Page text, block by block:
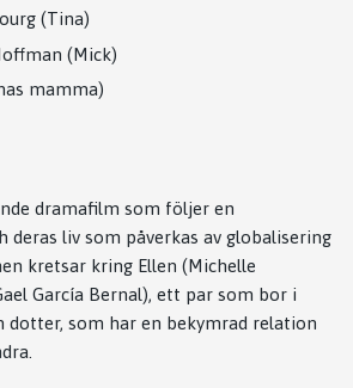
(Tina)
(Mick)
mamma)
dramafilm som följer en
deras liv som påverkas av globalisering
kretsar kring Ellen (Michelle
García Bernal), ett par som bor i
dotter, som har en bekymrad relation